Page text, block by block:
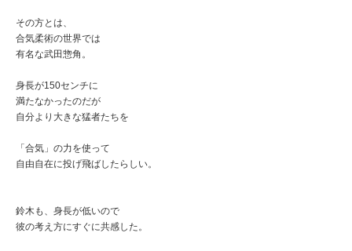
その方とは、
合気柔術の世界では
有名な武田惣角。
身長が150センチに
満たなかったのだが
自分より大きな猛者たちを
「合気」の力を使って
自由自在に投げ飛ばしたらしい。
鈴木も、身長が低いので
彼の考え方にすぐに共感した。